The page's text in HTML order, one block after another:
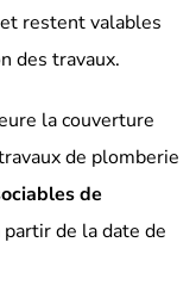
restent valables
des travaux.
la couverture
de plomberie
de
partir de la date de